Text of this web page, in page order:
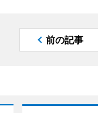
前の記事